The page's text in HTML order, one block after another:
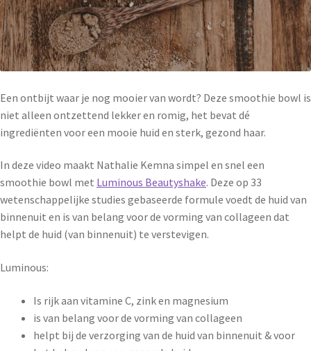
Een ontbijt waar je nog mooier van wordt? Deze smoothie bowl is
niet alleen ontzettend lekker en romig, het bevat dé
ingrediënten voor een mooie huid en sterk, gezond haar.
In deze video maakt Nathalie Kemna simpel en snel een
smoothie bowl met Luminous Beautyshake. Deze op 33
wetenschappelijke studies gebaseerde formule voedt de huid van
binnenuit en is van belang voor de vorming van collageen dat
helpt de huid (van binnenuit) te verstevigen.
Luminous:
Is rijk aan vitamine C, zink en magnesium
is van belang voor de vorming van collageen
helpt bij de verzorging van de huid van binnenuit & voor